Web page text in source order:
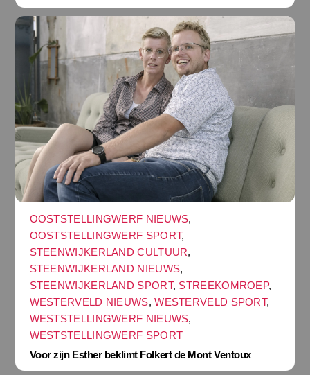
OOSTSTELLINGWERF NIEUWS,
OOSTSTELLINGWERF SPORT,
STEENWIJKERLAND CULTUUR,
STEENWIJKERLAND NIEUWS,
STEENWIJKERLAND SPORT, STREEKOMROEP,
WESTERVELD NIEUWS,WESTERVELD SPORT,
WESTSTELLINGWERF NIEUWS,
WESTSTELLINGWERF SPORT
Voor zijn Esther beklimt Folkert de Mont Ventoux